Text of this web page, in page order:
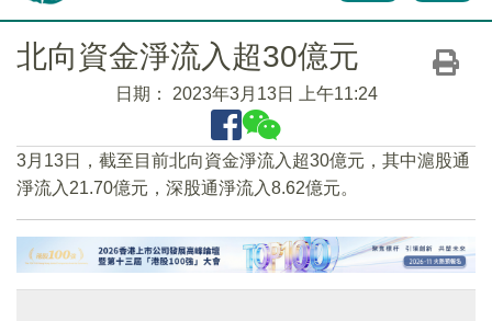
北向資金淨流入超30億元
日期： 2023年3月13日 上午11:24
3月13日，截至目前北向資金淨流入超30億元，其中滬股通
淨流入21.70億元，深股通淨流入8.62億元。